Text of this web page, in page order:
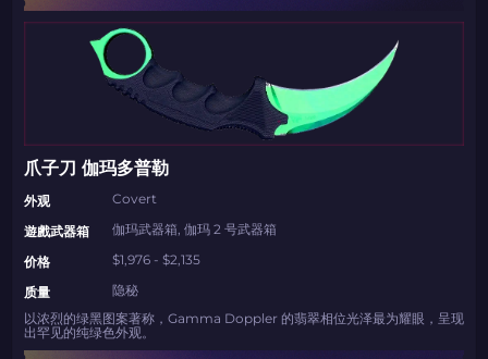
爪子刀 伽玛多普勒
外观
Covert
遊戲武器箱
伽玛武器箱, 伽玛 2 号武器箱
价格
$1,976 - $2,135
质量
隐秘
以浓烈的绿黑图案著称，Gamma Doppler 的翡翠相位光泽最为耀眼，呈现
出罕见的纯绿色外观。